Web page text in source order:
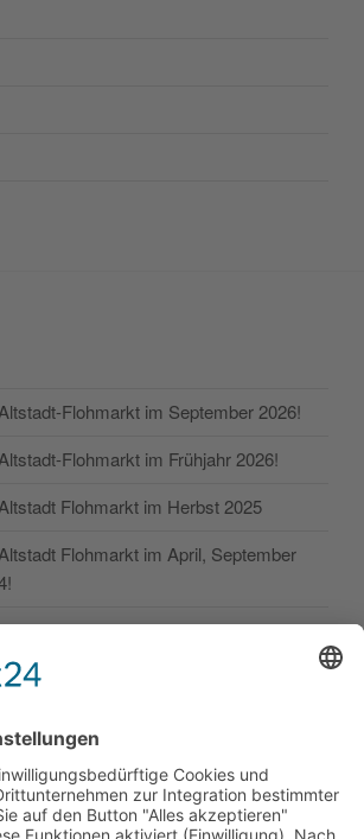
Flohmarkt im September 2026!
Flohmarkt im Frühjahr 2026!
Flohmarkt im Herbst 2025
Flohmarkt im April, September
Flohmarkt im April und Oktober